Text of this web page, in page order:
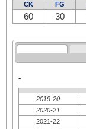
CK FG
60 30
-
2019-20
2020-21
2021-22